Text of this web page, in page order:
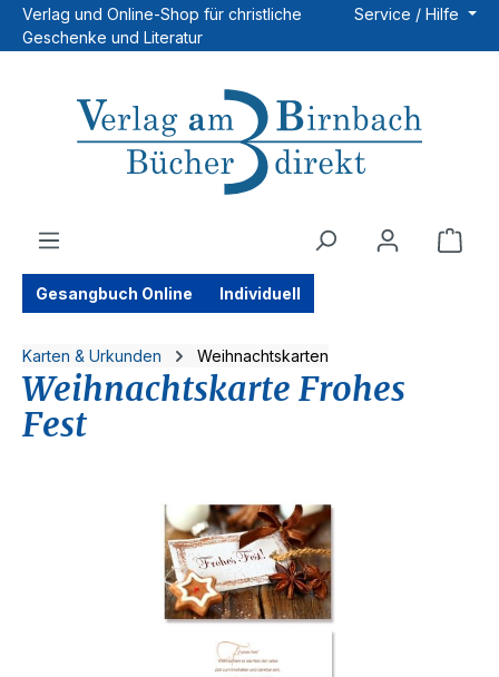
Zum Hauptinhalt springen
Verlag und Online-Shop für christliche
Geschenke und Literatur
Service / Hilfe
Gesangbuch Online Individuell
Karten & Urkunden Weihnachtskarten
Weihnachtskarte Frohes
Fest
Bildergalerie überspringen